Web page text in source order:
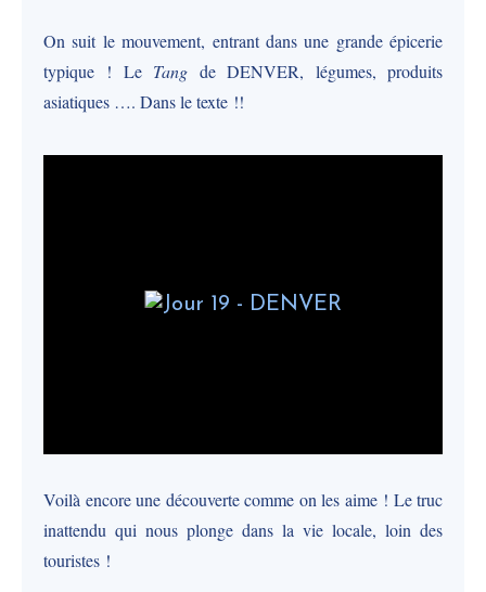
On suit le mouvement, entrant dans une grande épicerie
typique ! Le Tang de DENVER, légumes, produits
asiatiques …. Dans le texte !!
Voilà encore une découverte comme on les aime ! Le truc
inattendu qui nous plonge dans la vie locale, loin des
touristes !